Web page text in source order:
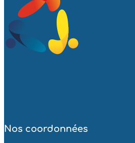
Nos coordonnées